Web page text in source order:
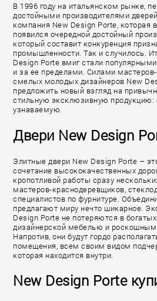
В 1996 году на итальянском рынке,
достойными производителями
компания New Design Porte, которая
появился очередной достойный
который составит конкуренция
промышленности. Так и случилось.
Design Porte вмиг стали
и за ее пределами. Силами
смелых молодых дизайнеров New
предложить новый взгляд на
стильную эксклюзивную
узнаваемую.
Двери New Design
Элитные двери New Design Porte –
сочетание высококачественных
кропотливой работы сразу
мастеров-краснодеревщиков,
специалистов по фурнитуре.
предлагают миру нечто шикарное.
Design Porte не потеряются в
дизайнерской мебелью и
Напротив, они будут гордо
помещения, всем своим видом
которая находится внутри.
New Design Porte